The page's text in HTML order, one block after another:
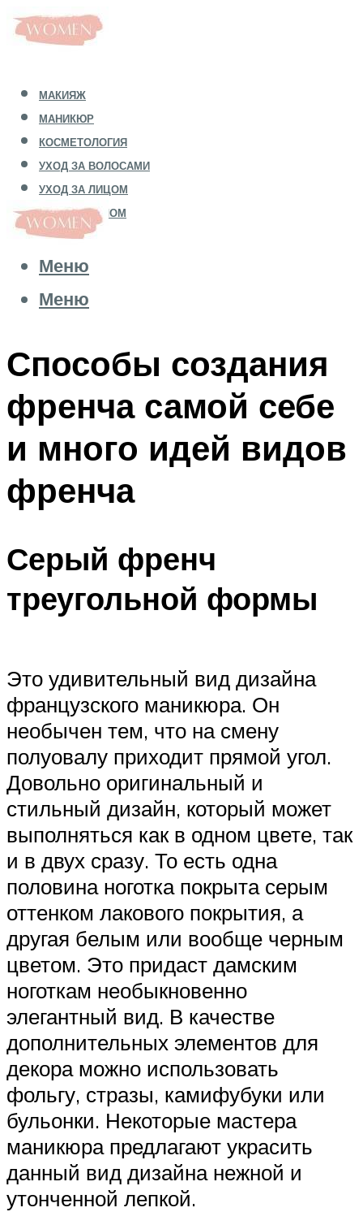
МАКИЯЖ
МАНИКЮР
КОСМЕТОЛОГИЯ
УХОД ЗА ВОЛОСАМИ
УХОД ЗА ЛИЦОМ
УХОД ЗА ТЕЛОМ
Меню
Меню
Способы создания
френча самой себе
и много идей видов
френча
Серый френч
треугольной формы
Это удивительный вид дизайна
французского маникюра. Он
необычен тем, что на смену
полуовалу приходит прямой угол.
Довольно оригинальный и
стильный дизайн, который может
выполняться как в одном цвете, так
и в двух сразу. То есть одна
половина ноготка покрыта серым
оттенком лакового покрытия, а
другая белым или вообще черным
цветом. Это придаст дамским
ноготкам необыкновенно
элегантный вид. В качестве
дополнительных элементов для
декора можно использовать
фольгу, стразы, камифубуки или
бульонки. Некоторые мастера
маникюра предлагают украсить
данный вид дизайна нежной и
утонченной лепкой.